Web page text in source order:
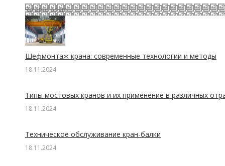
Related posts
Шефмонтаж крана: современные технологии и методы
18.11.2024
Типы мостовых кранов и их применение в различных
18.11.2024
Техническое обслуживание кран-балки
18.11.2024